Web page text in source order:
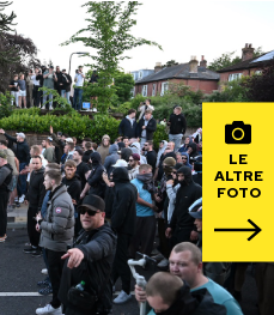
Mondiali calcio 2026
LE
ALTRE
FOTO